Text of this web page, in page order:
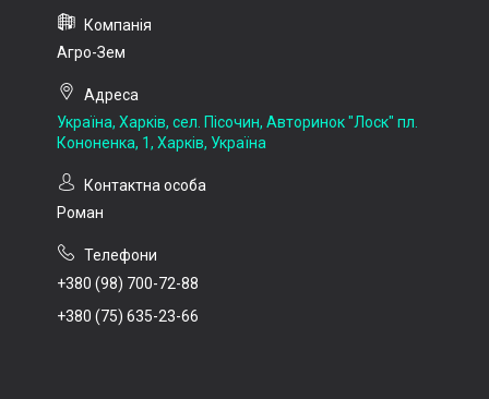
Агро-Зем
Україна, Харків, сел. Пісочин, Авторинок "Лоск" пл.
Кононенка, 1, Харків, Україна
Роман
+380 (98) 700-72-88
+380 (75) 635-23-66